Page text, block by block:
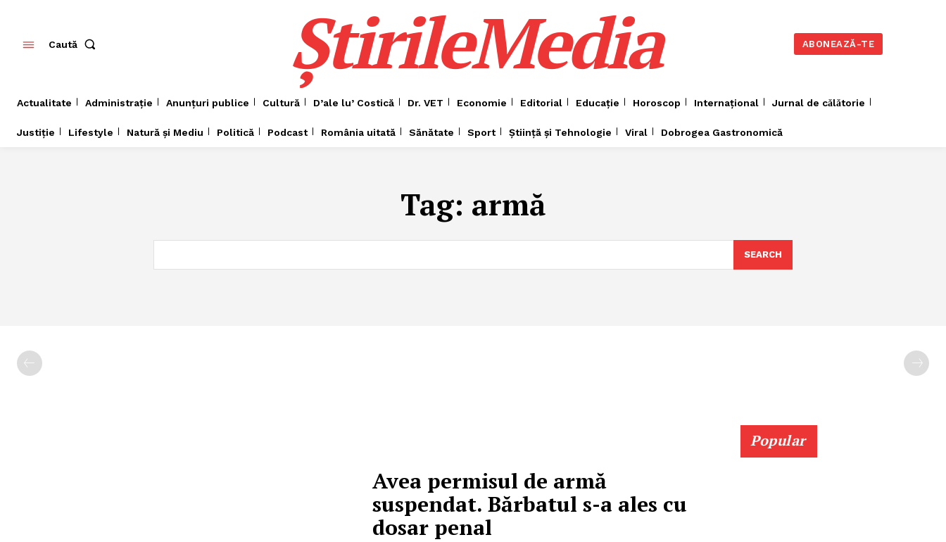
Caută ȘtirileMedia ABONEAZĂ-TE
Actualitate Administrație Anunțuri publice Cultură D’ale lu’ Costică Dr. VET Economie Editorial Educație Horoscop Internațional Jurnal de cǎlǎtorie
Justiție Lifestyle Natură și Mediu Politică Podcast România uitată Sănătate Sport Știință și Tehnologie Viral Dobrogea Gastronomică
Tag: armă
SEARCH
Avea permisul de armă
suspendat. Bărbatul s-a ales cu
dosar penal
Popular